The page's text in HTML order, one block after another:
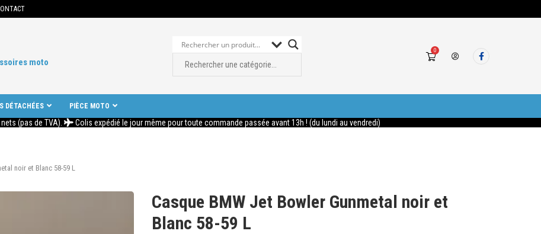
moto
0
DÉTACHÉES PIÈCE MOTO
(pas de TVA). Colis expédié le jour même pour toute commande passée avant 13h ! (du lundi au vendredi)
noir et Blanc 58-59 L
Casque BMW Jet Bowler Gunmetal noir et
Blanc 58-59 L